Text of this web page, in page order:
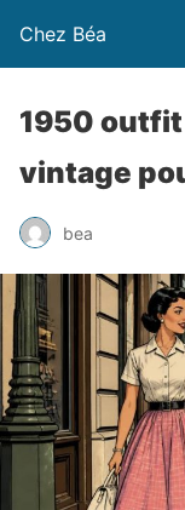
Chez Béa
1950 outfit
vintage
bea